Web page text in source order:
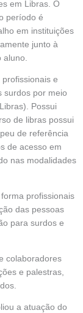
em Libras. O
período é
em instituições
junto à
e
surdos por meio
Possui
de libras possui
de referência
de acesso em
nas modalidades
profissionais
das pessoas
para surdos e
colaboradores
e palestras,
a atuação do